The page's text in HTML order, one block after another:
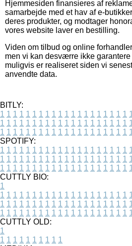
Hjemmesiden finansieres af
samarbejde med et hav af e-
deres produkter, og modtager
vores website laver en bestilling.
Viden om tilbud og online
men vi kan desværre ikke
muligvis er realiseret siden vi
anvendte data.
BITLY:
1 1 1 1 1 1 1 1 1 1 1 1 1 1 1 1 1 1 1 1
1 1 1 1 1 1 1 1 1 1 1 1 1 1 1 1 1 1 1 1
1 1 1 1 1 1 1 1 1 1 1 1 1 1 1 1 1 1 1 1
SPOTIFY:
1 1 1 1 1 1 1 1 1 1 1 1 1 1 1 1 1 1 1 1
1 1 1 1 1 1 1 1 1 1 1 1 1 1 1 1 1 1 1 1
1 1 1 1 1 1 1 1 1 1 1 1 1 1 1 1 1 1 1 1
CUTTLY BIO:
1
1 1 1 1 1 1 1 1 1 1 1 1 1 1 1 1 1 1 1 1
1 1 1 1 1 1 1 1 1 1 1 1 1 1 1 1 1 1 1 1
1 1 1 1 1 1 1 1 1 1 1 1 1 1 1 1 1 1 1 1
CUTTLY OLD:
1
1 1 1 1 1 1 1 1 1 1